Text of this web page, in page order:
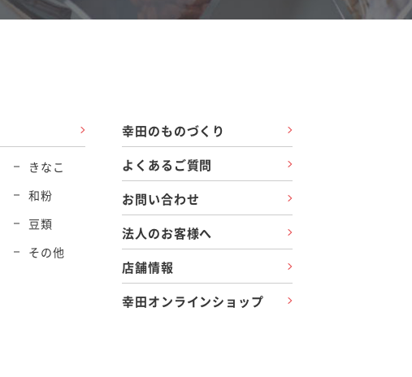
きなこ
和粉
豆類
その他
幸田のものづくり
よくあるご質問
お問い合わせ
法人のお客様へ
店舗情報
幸田オンラインショップ